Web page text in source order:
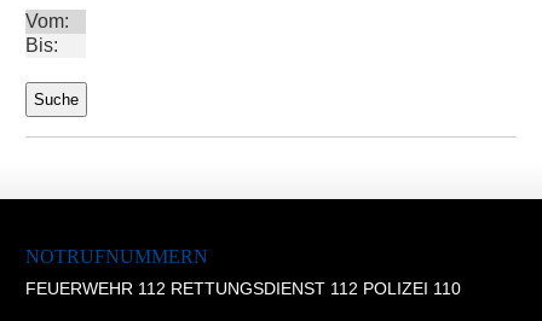
Vom:
Bis:
NOTRUFNUMMERN
FEUERWEHR 112 RETTUNGSDIENST 112 POLIZEI 110